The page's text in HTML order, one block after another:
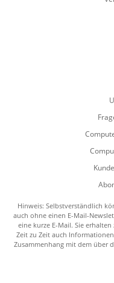
Hinweis: Selbstverständlich
auch ohne einen E-Mail-
eine kurze E-Mail. Sie
Zeit zu Zeit auch
Zusammenhang mit dem über